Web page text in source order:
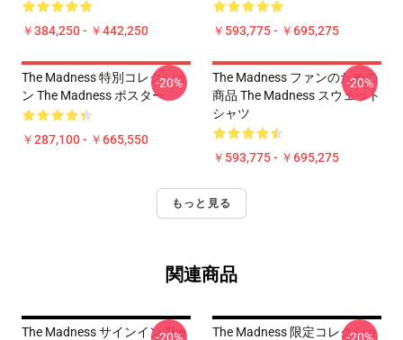
￥384,250 - ￥442,250 ￥593,775 - ￥695,275
The Madness 特別コレクショ
ン The Madness ポスター
￥287,100 - ￥665,550
-20%
The Madness ファンのための
商品 The Madness スウェット
シャツ
￥593,775 - ￥695,275
-20%
もっと見る
関連商品
The Madness サインイン The
The Madness 限定コレクショ